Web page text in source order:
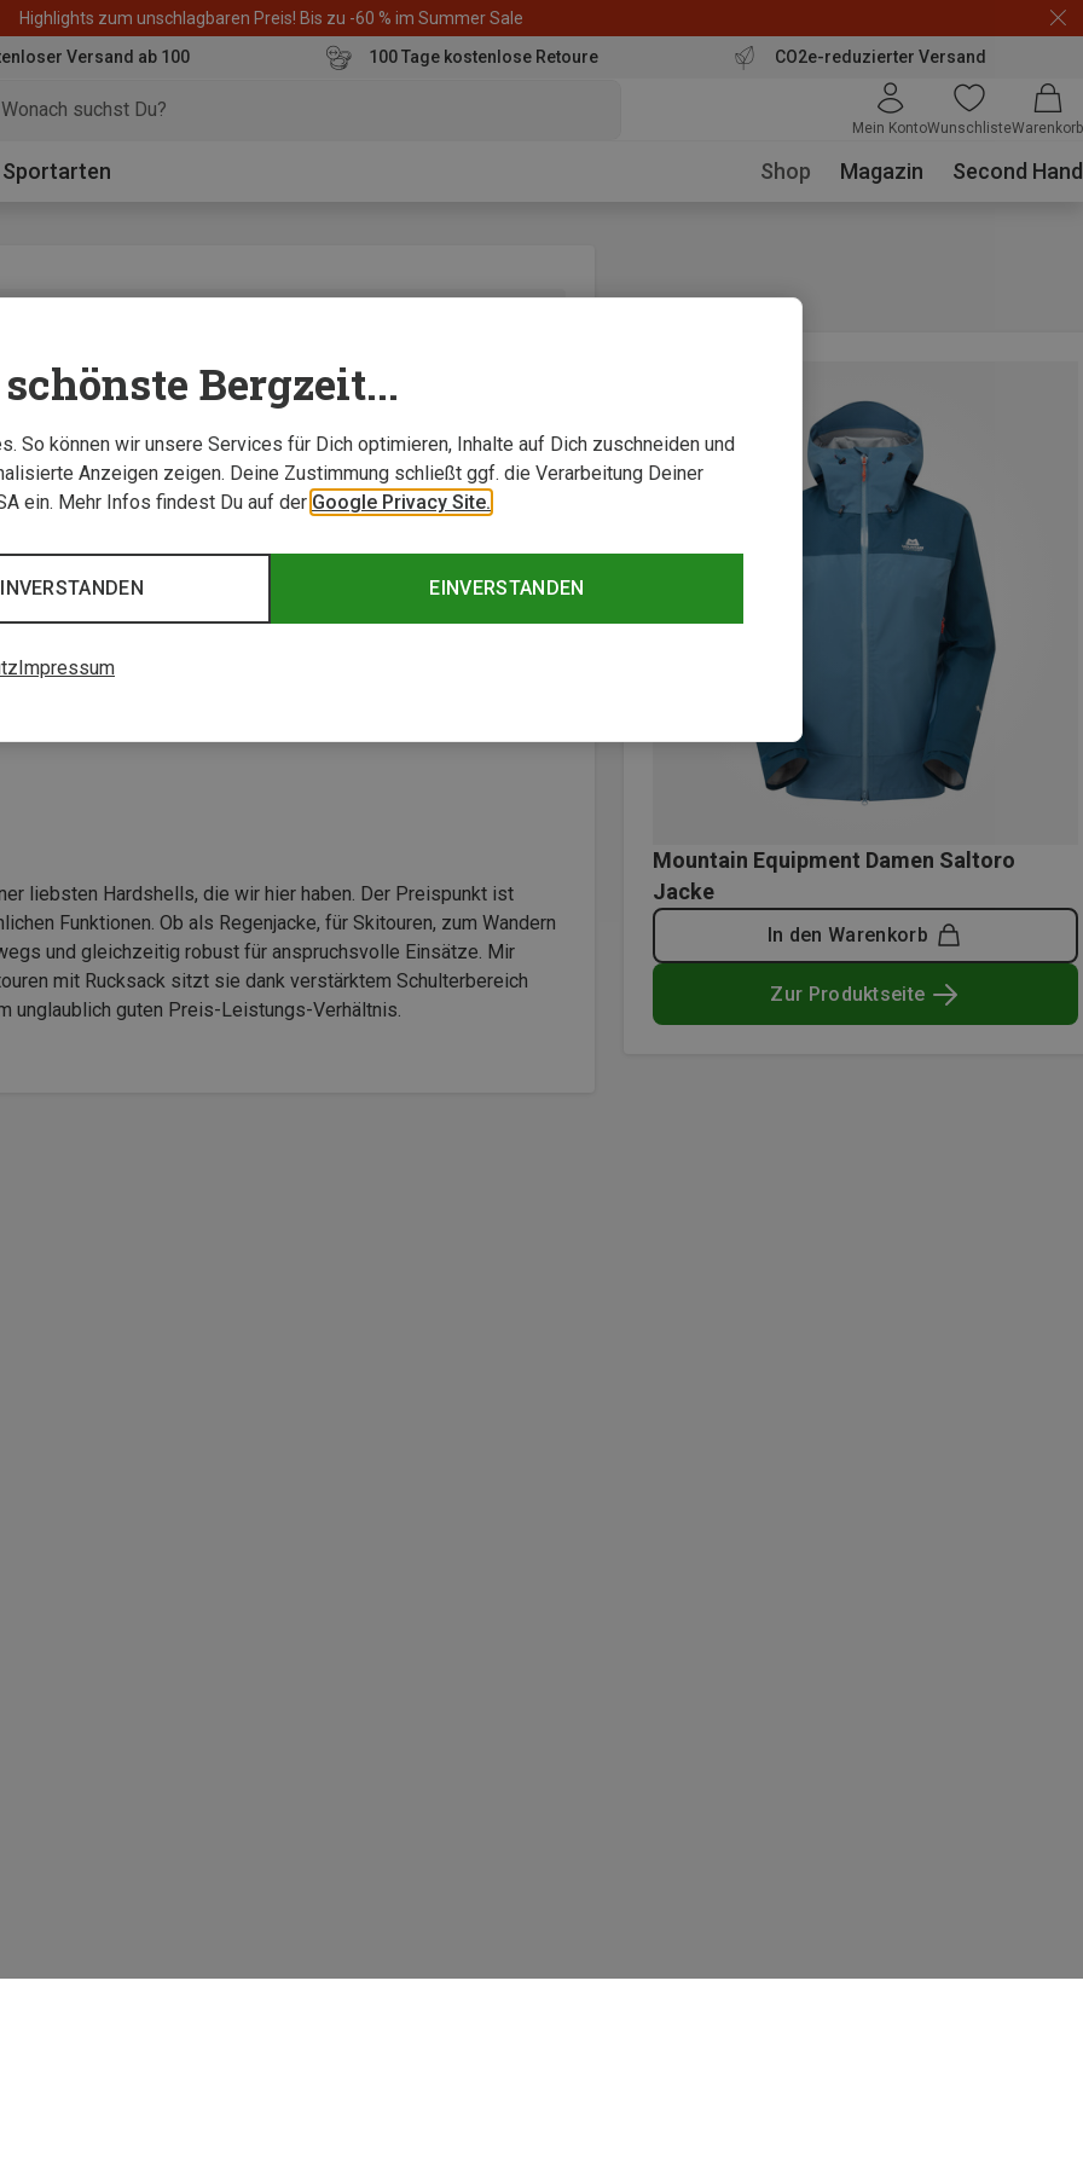
Highlights zum unschlagbaren Preis! Bis zu -60 % im Summer Sale
Versand ab 100
100 Tage kostenlose Retoure CO2e-reduzierter Versand
Mein KontoWunschlisteWarenkorb
Sportarten Shop Magazin Second Hand
unglaublich guten Preis. Punkt"
liebsten Hardshells, die wir hier haben. Der Preispunkt ist
Funktionen. Ob als Regenjacke, für Skitouren, zum Wandern
und gleichzeitig robust für anspruchsvolle Einsätze. Mir
mit Rucksack sitzt sie dank verstärktem Schulterbereich
unglaublich guten Preis-Leistungs-Verhältnis.
Mountain Equipment Damen Saltoro
Jacke
In den Warenkorb
Zur Produktseite
Bergzeit...
So können wir unsere Services für Dich optimieren, Inhalte auf Dich zuschneiden und
Anzeigen zeigen. Deine Zustimmung schließt ggf. die Verarbeitung Deiner
ein. Mehr Infos findest Du auf der Google Privacy Site.
EINVERSTANDEN
Impressum